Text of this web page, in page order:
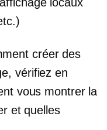
créer des
vérifiez en
vous montrer la
et quelles